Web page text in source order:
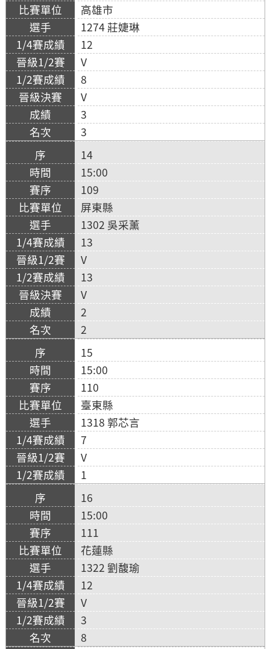
高雄市
1274 莊婕琳
12
V
8
V
3
3
14
15:00
109
屏東縣
1302 吳采薰
13
V
13
V
2
2
15
15:00
110
臺東縣
1318 郭芯言
7
V
1
16
15:00
111
花蓮縣
1322 劉馥瑜
12
V
3
8